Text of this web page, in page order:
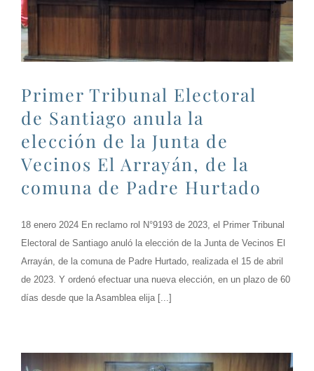
Primer Tribunal Electoral
de Santiago anula la
elección de la Junta de
Vecinos El Arrayán, de la
comuna de Padre Hurtado
18 enero 2024 En reclamo rol N°9193 de 2023, el Primer Tribunal
Electoral de Santiago anuló la elección de la Junta de Vecinos El
Arrayán, de la comuna de Padre Hurtado, realizada el 15 de abril
de 2023. Y ordenó efectuar una nueva elección, en un plazo de 60
días desde que la Asamblea elija [...]